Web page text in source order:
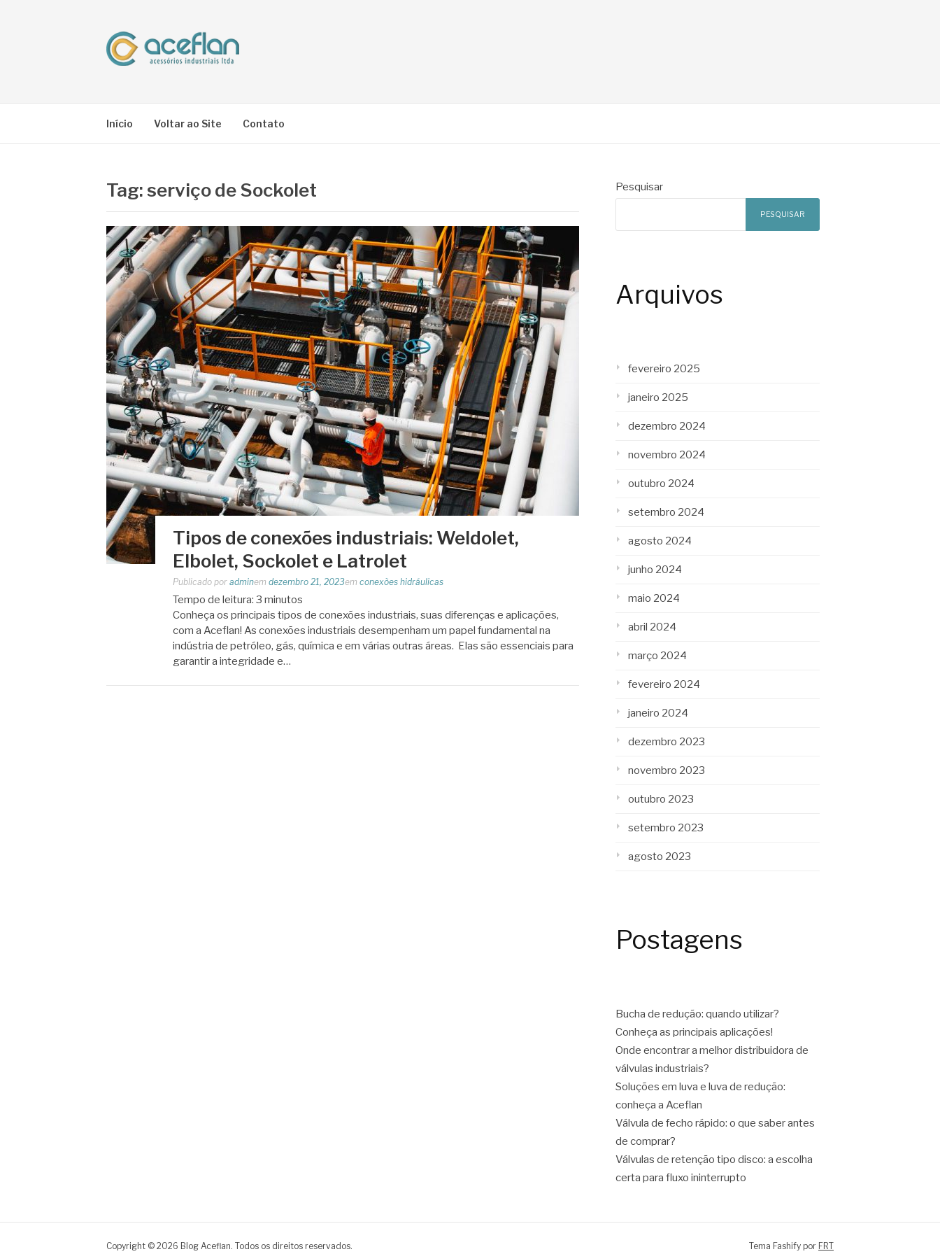
Início Voltar ao Site Contato
Tag:serviço de Sockolet
Tipos de conexões industriais: Weldolet,
Elbolet, Sockolet e Latrolet
Publicado por adminem dezembro 21, 2023em conexões hidráulicas
Tempo de leitura: 3 minutos
Conheça os principais tipos de conexões industriais, suas diferenças e aplicações,
com a Aceflan! As conexões industriais desempenham um papel fundamental na
indústria de petróleo, gás, química e em várias outras áreas. Elas são essenciais para
garantir a integridade e…
Pesquisar
PESQUISAR
Arquivos
fevereiro 2025
janeiro 2025
dezembro 2024
novembro 2024
outubro 2024
setembro 2024
agosto 2024
junho 2024
maio 2024
abril 2024
março 2024
fevereiro 2024
janeiro 2024
dezembro 2023
novembro 2023
outubro 2023
setembro 2023
agosto 2023
Postagens
Bucha de redução: quando utilizar?
Conheça as principais aplicações!
Onde encontrar a melhor distribuidora de
válvulas industriais?
Soluções em luva e luva de redução:
conheça a Aceflan
Válvula de fecho rápido: o que saber antes
de comprar?
Válvulas de retenção tipo disco: a escolha
certa para fluxo ininterrupto
Copyright © 2026 Blog Aceflan. Todos os direitos reservados. Tema Fashify por FRT